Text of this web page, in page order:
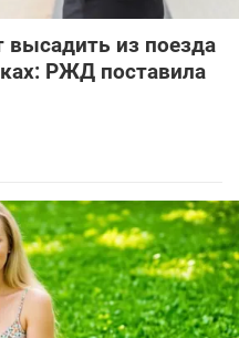
высадить из поезда
РЖД поставила